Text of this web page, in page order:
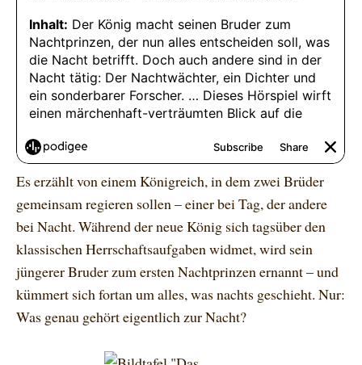
Es erzählt von einem Königreich, in dem zwei Brüder
gemeinsam regieren sollen – einer bei Tag, der andere
bei Nacht. Während der neue König sich tagsüber den
klassischen Herrschaftsaufgaben widmet, wird sein
jüngerer Bruder zum ersten Nachtprinzen ernannt – und
kümmert sich fortan um alles, was nachts geschieht. Nur:
Was genau gehört eigentlich zur Nacht?